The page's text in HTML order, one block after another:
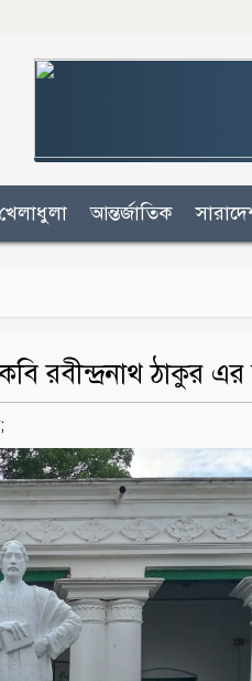
খেলাধুলা আন্তর্জাতিক
রবীন্দ্রনাথ ঠাকুর এর